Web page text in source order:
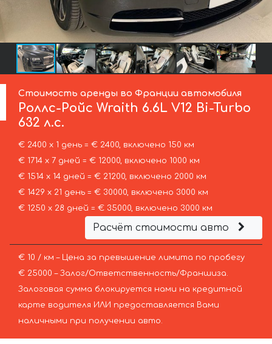
Стоимость аренды во Франции автомобиля
Роллс-Ройс Wraith 6.6L V12 Bi-Turbo
632 л.с.
€ 2400 х 1 день = € 2400, включено 150 км
€ 1714 х 7 дней = € 12000, включено 1000 км
€ 1514 х 14 дней = € 21200, включено 2000 км
€ 1429 х 21 день = € 30000, включено 3000 км
€ 1250 х 28 дней = € 35000, включено 3000 км
Расчёт стоимости авто
€ 10 / км – Цена за превышение лимита по пробегу
€ 25000 – Залог/Ответственность/Франшиза.
Залоговая сумма блокируется нами на кредитной
карте водителя ИЛИ предоставляется Вами
наличными при получении авто.